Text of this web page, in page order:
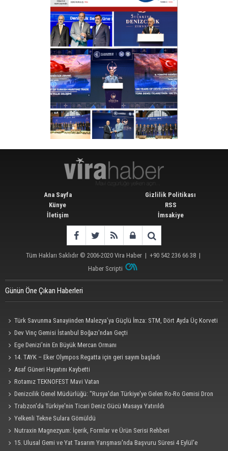
Ana Sayfa
Künye
İletişim
Gizlilik Politikası
RSS
İmsakiye
Tüm Hakları Saklıdır © 2006-2020 Vira Haber | +90 542 236 66 38 |
Haber Scripti
Günün Öne Çıkan Haberleri
Türk Savunma Sanayiinden Malezya’ya Güçlü İmza: STM, Dört Ayda Üç Korveti
Denize İndirdi
Dev Vinç Gemisi İstanbul Boğazı'ndan Geçti
Ege Denizi’nin En Büyük Mercan Ormanı
14. TAYK – Eker Olympos Regatta için geri sayım başladı
Asaf Güneri Hayatını Kaybetti
Rotamız TEKNOFEST Mavi Vatan
Denizcilik Genel Müdürlüğü: "Rusya'dan Türkiye'ye Gelen Ro-Ro Gemisi Dron
Saldırısına Uğradı"
Trabzon'da Türkiye'nin Ticari Deniz Gücü Masaya Yatırıldı
Yelkenli Tekne Sulara Gömüldü
Nutraxin Magnezyum: İçerik, Formlar ve Ürün Serisi Rehberi
15. Ulusal Gemi ve Yat Tasarım Yarışması'nda Başvuru Süresi 4 Eylül'e